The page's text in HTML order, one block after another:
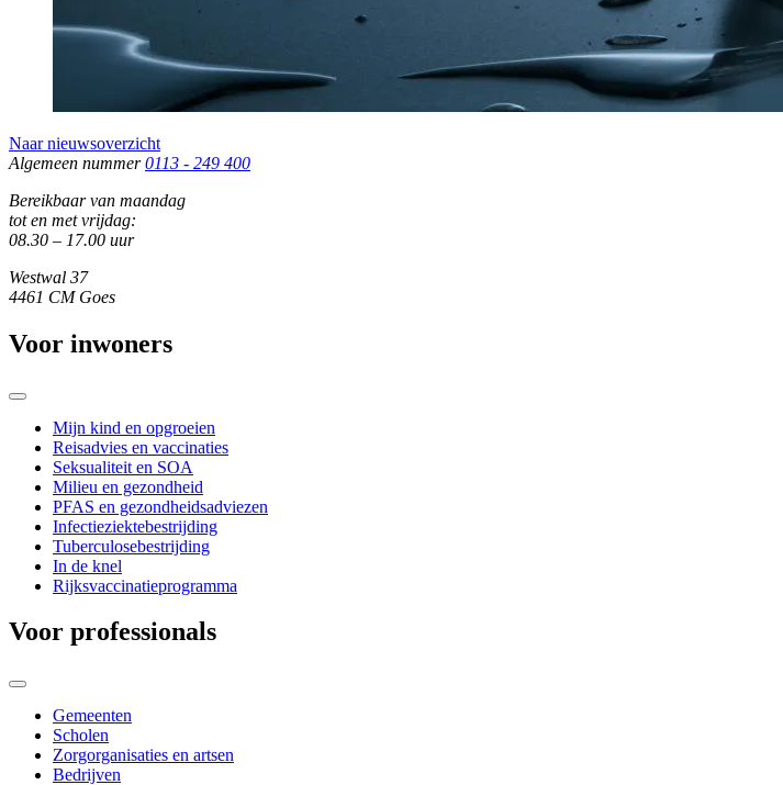
Naar nieuwsoverzicht
Algemeen nummer 0113 - 249 400
Bereikbaar van maandag
tot en met vrijdag:
08.30 – 17.00 uur
Westwal 37
4461 CM Goes
Voor inwoners
Mijn kind en opgroeien
Reisadvies en vaccinaties
Seksualiteit en SOA
Milieu en gezondheid
PFAS en gezondheidsadviezen
Infectieziektebestrijding
Tuberculosebestrijding
In de knel
Rijksvaccinatieprogramma
Voor professionals
Gemeenten
Scholen
Zorgorganisaties en artsen
Bedrijven